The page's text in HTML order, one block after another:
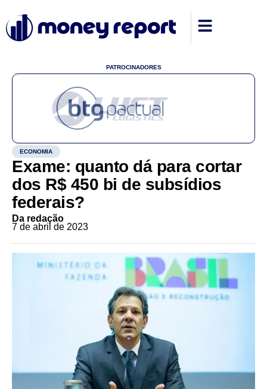
PATROCINADORES
ECONOMIA
Exame: quanto dá para cortar
dos R$ 450 bi de subsídios
federais?
Da redação
7 de abril de 2023